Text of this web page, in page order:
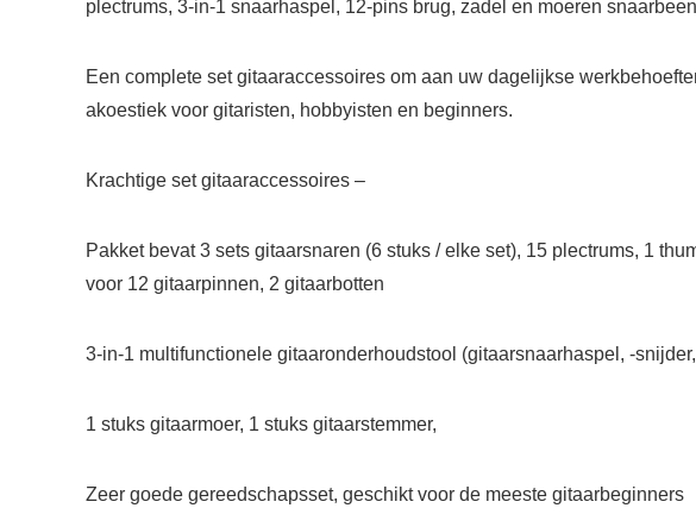
plectrums, 3-in-1 snaarhaspel, 12-pins brug, zadel en moeren
Een complete set gitaaraccessoires om aan uw dagelijkse
akoestiek voor gitaristen, hobbyisten en beginners.
Krachtige set gitaaraccessoires –
Pakket bevat 3 sets gitaarsnaren (6 stuks / elke set), 15 plectrums, 1
voor 12 gitaarpinnen, 2 gitaarbotten
3-in-1 multifunctionele gitaaronderhoudstool (gitaarsnaarhaspel, -
1 stuks gitaarmoer, 1 stuks gitaarstemmer,
Zeer goede gereedschapsset, geschikt voor de meeste gitaarbeginners